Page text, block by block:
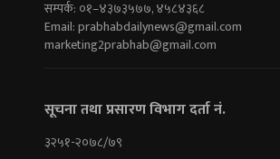
सम्पर्क: ०१–४३७३५७७, ४५८४३६८
Email:prabhabdailynews@gmail.com
marketing2prabhab@gmail.com
सूचना तथा प्रसारण विभाग दर्ता नं.
३२५१-२०७८/७९